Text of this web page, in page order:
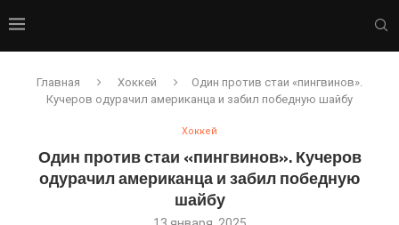
Главная Хоккей
Один против стаи «пингвинов».
Кучеров одурачил американца и забил победную шайбу
Хоккей
Один против стаи «пингвинов». Кучеров
одурачил американца и забил победную
шайбу